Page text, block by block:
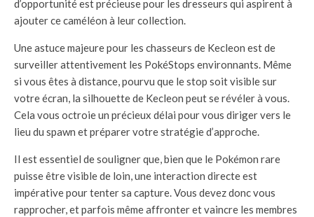
d’opportunité est précieuse pour les dresseurs qui aspirent à
ajouter ce caméléon à leur collection.
Une astuce majeure pour les chasseurs de Kecleon est de
surveiller attentivement les PokéStops environnants. Même
si vous êtes à distance, pourvu que le stop soit visible sur
votre écran, la silhouette de Kecleon peut se révéler à vous.
Cela vous octroie un précieux délai pour vous diriger vers le
lieu du spawn et préparer votre stratégie d’approche.
Il est essentiel de souligner que, bien que le Pokémon rare
puisse être visible de loin, une interaction directe est
impérative pour tenter sa capture. Vous devez donc vous
rapprocher, et parfois même affronter et vaincre les membres